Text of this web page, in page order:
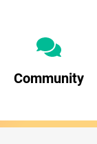
Community